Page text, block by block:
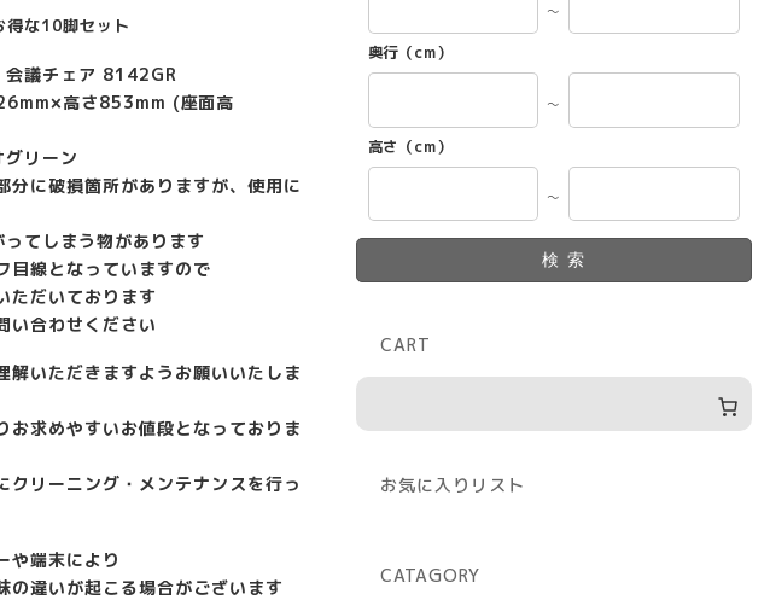
得な10脚セット
会議チェア 8142GR
高さ853mm (座面高
リーン
分に破損箇所がありますが、使用に
てしまう物があります
目線となっていますので
ただいております
い合わせください
解いただきますようお願いいたしま
お求めやすいお値段となっておりま
クリーニング・メンテナンスを行っ
や端末により
の違いが起こる場合がございます
～
奥行（cm）
～
高さ（cm）
～
検索
CART
お気に入りリスト
CATAGORY